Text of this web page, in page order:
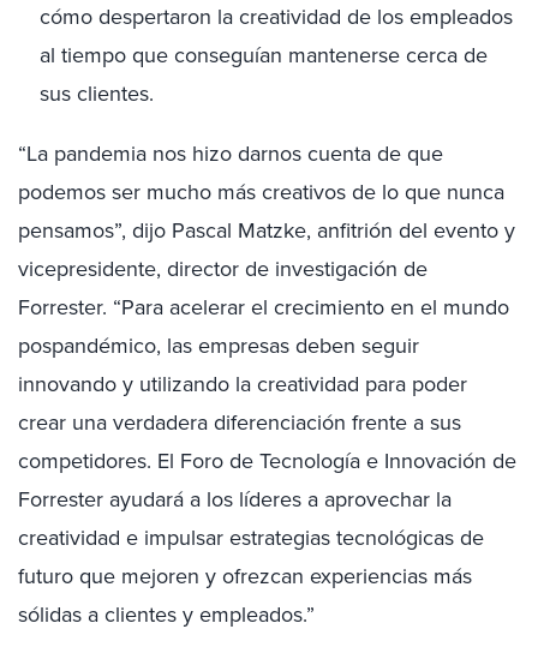
cómo despertaron la creatividad de los empleados
al tiempo que conseguían mantenerse cerca de
sus clientes.
“La pandemia nos hizo darnos cuenta de que
podemos ser mucho más creativos de lo que nunca
pensamos”, dijo Pascal Matzke, anfitrión del evento y
vicepresidente, director de investigación de
Forrester. “Para acelerar el crecimiento en el mundo
pospandémico, las empresas deben seguir
innovando y utilizando la creatividad para poder
crear una verdadera diferenciación frente a sus
competidores. El Foro de Tecnología e Innovación de
Forrester ayudará a los líderes a aprovechar la
creatividad e impulsar estrategias tecnológicas de
futuro que mejoren y ofrezcan experiencias más
sólidas a clientes y empleados.”